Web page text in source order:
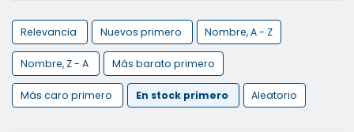
Relevancia Nuevos primero Nombre, A - Z
Nombre, Z - A Más barato primero
Más caro primero En stock primero Aleatorio